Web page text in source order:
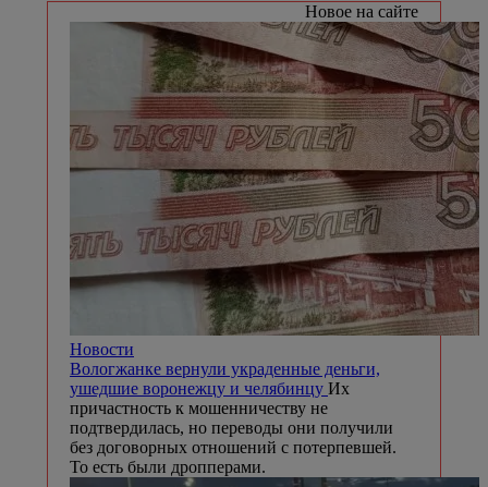
Новое на сайте
Новости
Вологжанке вернули украденные деньги,
ушедшие воронежцу и челябинцу Их
причастность к мошенничеству не
подтвердилась, но переводы они получили
без договорных отношений с потерпевшей.
То есть были дропперами.